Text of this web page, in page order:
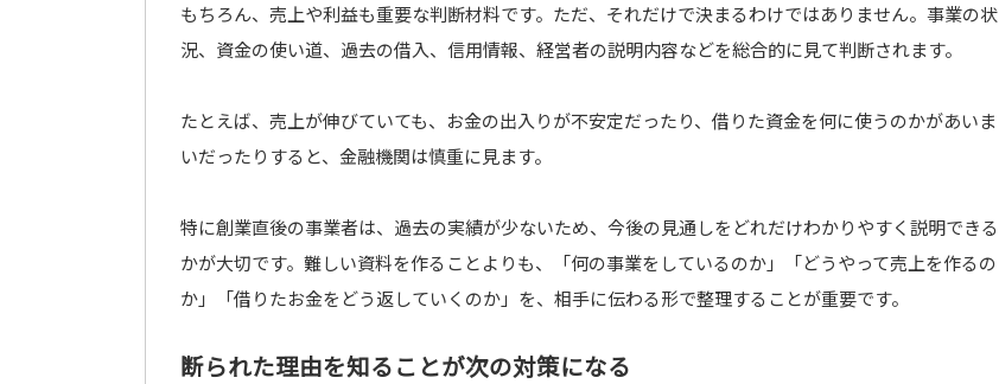
もちろん、売上や利益も重要な判断材料です。ただ、それだけで決まるわけではありません。事業の状
況、資金の使い道、過去の借入、信用情報、経営者の説明内容などを総合的に見て判断されます。
たとえば、売上が伸びていても、お金の出入りが不安定だったり、借りた資金を何に使うのかがあいま
いだったりすると、金融機関は慎重に見ます。
特に創業直後の事業者は、過去の実績が少ないため、今後の見通しをどれだけわかりやすく説明できる
かが大切です。難しい資料を作ることよりも、「何の事業をしているのか」「どうやって売上を作るの
か」「借りたお金をどう返していくのか」を、相手に伝わる形で整理することが重要です。
断られた理由を知ることが次の対策になる